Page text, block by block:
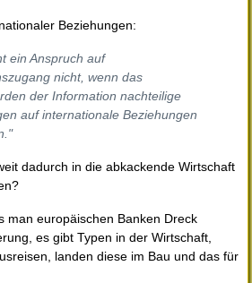
Beziehungen:
ein Anspruch auf
nicht, wenn das
der Information nachteilige
auf internationale Beziehungen
dadurch in die abkackende Wirtschaft
man europäischen Banken Dreck
es gibt Typen in der Wirtschaft,
landen diese im Bau und das für